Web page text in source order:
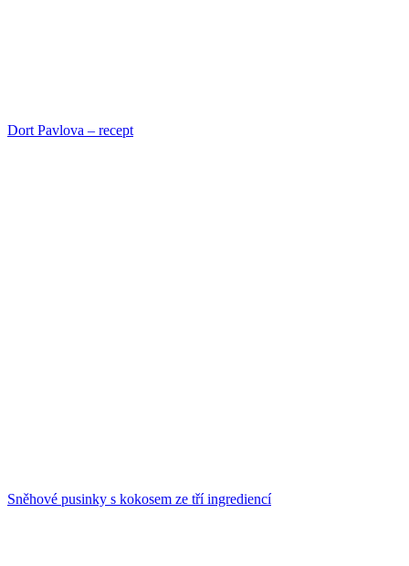
Dort Pavlova – recept
Sněhové pusinky s kokosem ze tří ingrediencí